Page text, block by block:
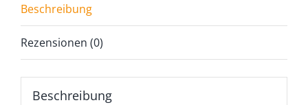
Beschreibung
Rezensionen (0)
Beschreibung